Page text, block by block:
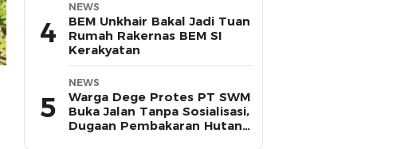
4
NEWS
BEM Unkhair Bakal Jadi Tuan
Rumah Rakernas BEM SI
Kerakyatan
5
NEWS
Warga Dege Protes PT SWM
Buka Jalan Tanpa Sosialisasi,
Dugaan Pembakaran Hutan